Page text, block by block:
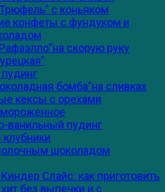
с коньяком
конфеты с фундуком и
скорую руку
бомба”на сливках
кексы с орехами
ванильный пудинг
клубники
шоколадом
Слайс: как приготовить
без выпечки и с